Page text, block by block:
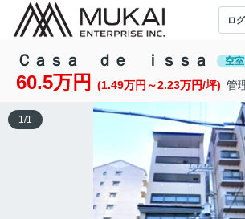
ロ
Ｃａｓａ ｄｅ ｉｓｓａ 空
60.5万円 (1.49万円～2.23万円/坪) 管
1/1